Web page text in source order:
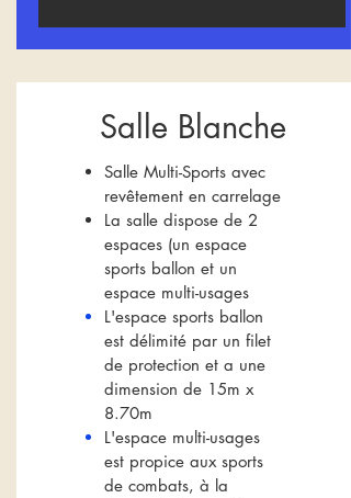
Salle Blanche
Salle Multi-Sports avec
revêtement en carrelage
La salle dispose de 2
espaces (un espace
sports ballon et un
espace multi-usages
L'espace sports ballon
est délimité par un filet
de protection et a une
dimension de 15m x
8.70m
L'espace multi-usages
est propice aux sports
de combats, à la